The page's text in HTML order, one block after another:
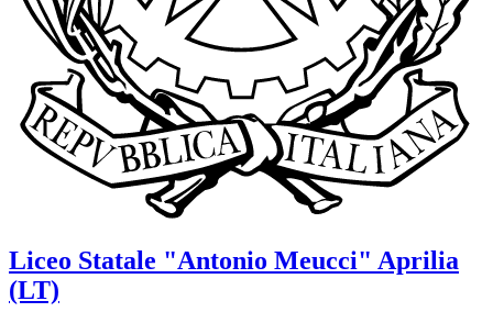
Liceo Statale "Antonio Meucci" Aprilia
(LT)